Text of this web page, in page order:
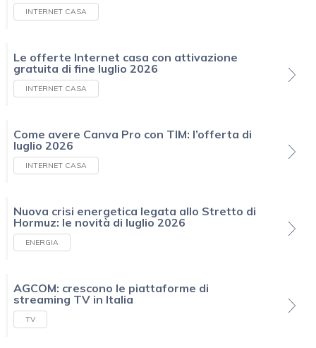
INTERNET CASA
Le offerte Internet casa con attivazione
gratuita di fine luglio 2026
INTERNET CASA
Come avere Canva Pro con TIM: l’offerta di
luglio 2026
INTERNET CASA
Nuova crisi energetica legata allo Stretto di
Hormuz: le novità di luglio 2026
ENERGIA
AGCOM: crescono le piattaforme di
streaming TV in Italia
TV